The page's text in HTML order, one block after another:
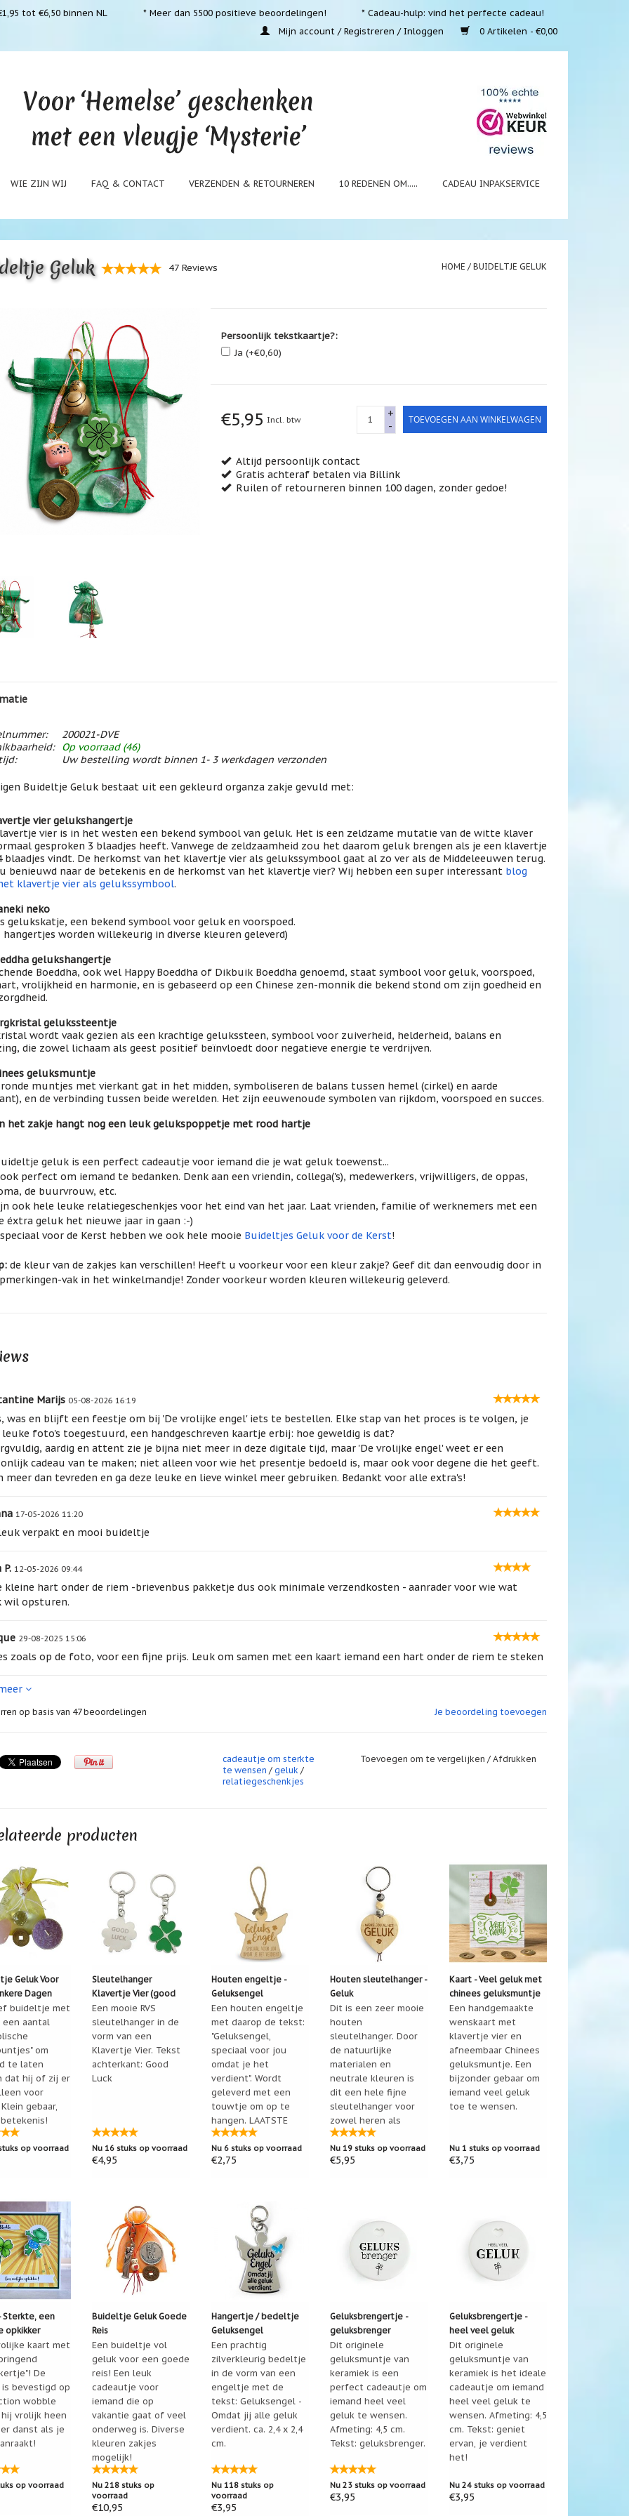
tot €6,50 binnen NL * Meer dan 5500 positieve beoordelingen!
* Cadeau-hulp: vind het perfecte cadeau!
Mijn account / Registreren / Inloggen
0 Artikelen - €0,00
WIE ZIJN WIJ FAQ & CONTACT VERZENDEN & RETOURNEREN 10 REDENEN OM..... CADEAU INPAKSERVICE
Geluk 47 Reviews HOME / BUIDELTJE GELUK
Persoonlijk tekstkaartje?:
Ja (+€0,60)
€5,95 Incl. btw
+
-
TOEVOEGEN AAN WINKELWAGEN
Altijd persoonlijk contact
Gratis achteraf betalen via Billink
Ruilen of retourneren binnen 100 dagen, zonder gedoe!
200021-DVE
Op voorraad (46)
Uw bestelling wordt binnen 1- 3 werkdagen verzonden
Buideltje Geluk bestaat uit een gekleurd organza zakje gevuld met:
vier gelukshangertje
vier is in het westen een bekend symbool van geluk. Het is een zeldzame mutatie van de witte klaver
gesproken 3 blaadjes heeft. Vanwege de zeldzaamheid zou het daarom geluk brengen als je een klavertje
blaadjes vindt. De herkomst van het klavertje vier als gelukssymbool gaat al zo ver als de Middeleeuwen terug.
benieuwd naar de betekenis en de herkomst van het klavertje vier? Wij hebben een super interessant blog
klavertje vier als gelukssymbool.
neko
gelukskatje, een bekend symbool voor geluk en voorspoed.
hangertjes worden willekeurig in diverse kleuren geleverd)
gelukshangertje
Boeddha, ook wel Happy Boeddha of Dikbuik Boeddha genoemd, staat symbool voor geluk, voorspoed,
vrolijkheid en harmonie, en is gebaseerd op een Chinese zen-monnik die bekend stond om zijn goedheid en
gelukssteentje
wordt vaak gezien als een krachtige gelukssteen, symbool voor zuiverheid, helderheid, balans en
die zowel lichaam als geest positief beïnvloedt door negatieve energie te verdrijven.
geluksmuntje
ronde muntjes met vierkant gat in het midden, symboliseren de balans tussen hemel (cirkel) en aarde
en de verbinding tussen beide werelden. Het zijn eeuwenoude symbolen van rijkdom, voorspoed en succes.
het zakje hangt nog een leuk gelukspoppetje met rood hartje
geluk is een perfect cadeautje voor iemand die je wat geluk toewenst...
perfect om iemand te bedanken. Denk aan een vriendin, collega('s), medewerkers, vrijwilligers, de oppas,
de buurvrouw, etc.
ook hele leuke relatiegeschenkjes voor het eind van het jaar. Laat vrienden, familie of werknemers met een
éxtra geluk het nieuwe jaar in gaan :-)
voor de Kerst hebben we ook hele mooie Buideltjes Geluk voor de Kerst!
de kleur van de zakjes kan verschillen! Heeft u voorkeur voor een kleur zakje? Geef dit dan eenvoudig door in
vak in het winkelmandje! Zonder voorkeur worden kleuren willekeurig geleverd.
Marijs 05-08-2026 16:19
was en blijft een feestje om bij 'De vrolijke engel' iets te bestellen. Elke stap van het proces is te volgen, je
foto's toegestuurd, een handgeschreven kaartje erbij: hoe geweldig is dat?
aardig en attent zie je bijna niet meer in deze digitale tijd, maar 'De vrolijke engel' weet er een
cadeau van te maken; niet alleen voor wie het presentje bedoeld is, maar ook voor degene die het geeft.
meer dan tevreden en ga deze leuke en lieve winkel meer gebruiken. Bedankt voor alle extra's!
17-05-2026 11:20
verpakt en mooi buideltje
12-05-2026 09:44
kleine hart onder de riem -brievenbus pakketje dus ook minimale verzendkosten - aanrader voor wie wat
wil opsturen.
29-08-2025 15:06
zoals op de foto, voor een fijne prijs. Leuk om samen met een kaart iemand een hart onder de riem te steken
13-05-2025 09:53
met alle diverse items.
gedachte.
geluksdingetjes erin. Cadeau gegeven aan zieke en zij was er heel nlij mee
van Montfoort 03-10-2024 11:38
leuk uit.
gekocht voor iemand die ziek is.
Polman 10-07-2024 09:35
je graag mee op pad ;-)
12-03-2024 10:02
fijn dat je zoiets kunt sturen als iemand ziek is. Een buideltje geluk
Kreuger 23-11-2023 14:31
kadootjes
kadootje
Zwanenburg 01-10-2023 14:04
top uit goed verzorgd en snel geleverd
26-07-2023 07:11
een lieve geste om aan iemand te geven.
een klein briefje erbij met wat er allemaal in het buideltje zit? Zodat gelijk duidelijk is wat het
is
Man-Koolmees
hartjes waren losgelaten
Wisman 27-05-2022 08:03
Wamsteker 27-03-2022 13:25
Was een verrassing
Je beoordeling toevoegen
op basis van 47beoordelingen
cadeautje om sterkte
te wensen /geluk /
relatiegeschenkjes
Toevoegen om te vergelijken / Afdrukken
producten
Geluk Voor
Dagen
buideltje met
een aantal
om
te laten
dat hij of zij er
voor
gebaar,
op voorraad
Sleutelhanger
Klavertje Vier (good
luck)
Een mooie RVS
sleutelhanger in de
vorm van een
Klavertje Vier. Tekst
achterkant: Good
Luck
Nu 16 stuks op voorraad
€4,95
Houten engeltje -
Geluksengel
Een houten engeltje
met daarop de tekst:
"Geluksengel,
speciaal voor jou
omdat je het
verdient". Wordt
geleverd met een
touwtje om op te
hangen. LAATSTE
EXEMPLAREN!
Nu 6 stuks op voorraad
€2,75
Houten sleutelhanger -
Geluk
Dit is een zeer mooie
houten
sleutelhanger. Door
de natuurlijke
materialen en
neutrale kleuren is
dit een hele fijne
sleutelhanger voor
zowel heren als
dames!
Nu 19 stuks op voorraad
€5,95
Kaart - Veel geluk met
chinees geluksmuntje
Een handgemaakte
wenskaart met
klavertje vier en
afneembaar Chinees
geluksmuntje. Een
bijzonder gebaar om
iemand veel geluk
toe te wensen.
Nu 1 stuks op voorraad
€3,75
Sterkte, een
opkikker
kaart met
De
is bevestigd op
wobble
vrolijk heen
danst als je
op voorraad
Buideltje Geluk Goede
Reis
Een buideltje vol
geluk voor een goede
reis! Een leuk
cadeautje voor
iemand die op
vakantie gaat of veel
onderweg is. Diverse
kleuren zakjes
mogelijk!
Nu 218 stuks op
voorraad
€10,95
Hangertje / bedeltje
Geluksengel
Een prachtig
zilverkleurig bedeltje
in de vorm van een
engeltje met de
tekst: Geluksengel -
Omdat jij alle geluk
verdient. ca. 2,4 x 2,4
cm.
Nu 118 stuks op
voorraad
€3,95
Geluksbrengertje -
geluksbrenger
Dit originele
geluksmuntje van
keramiek is een
perfect cadeautje om
iemand heel veel
geluk te wensen.
Afmeting: 4,5 cm.
Tekst: geluksbrenger.
Nu 23 stuks op voorraad
€3,95
Geluksbrengertje -
heel veel geluk
Dit originele
geluksmuntje van
keramiek is het ideale
cadeautje om iemand
heel veel geluk te
wensen. Afmeting: 4,5
cm. Tekst: geniet
ervan, je verdient
het!
Nu 24 stuks op voorraad
€3,95